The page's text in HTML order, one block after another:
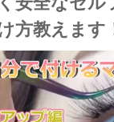
方教えます